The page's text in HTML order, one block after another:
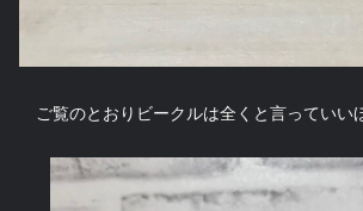
ご覧のとおりビークルは全くと言っていい